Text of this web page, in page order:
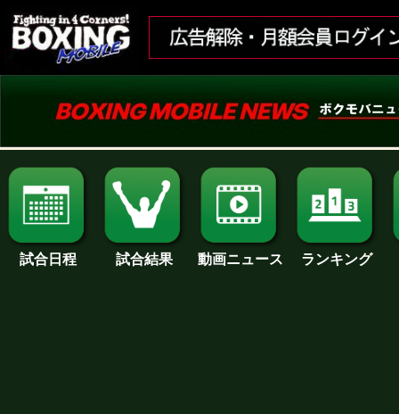
試合日程 試合結果 動画ニュース ランキング